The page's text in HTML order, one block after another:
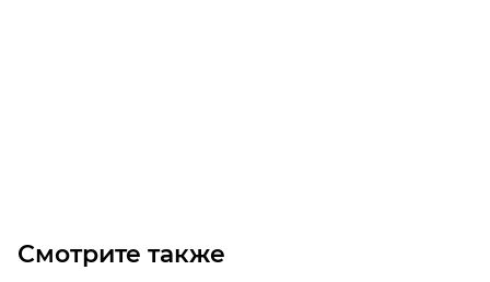
Смотрите также